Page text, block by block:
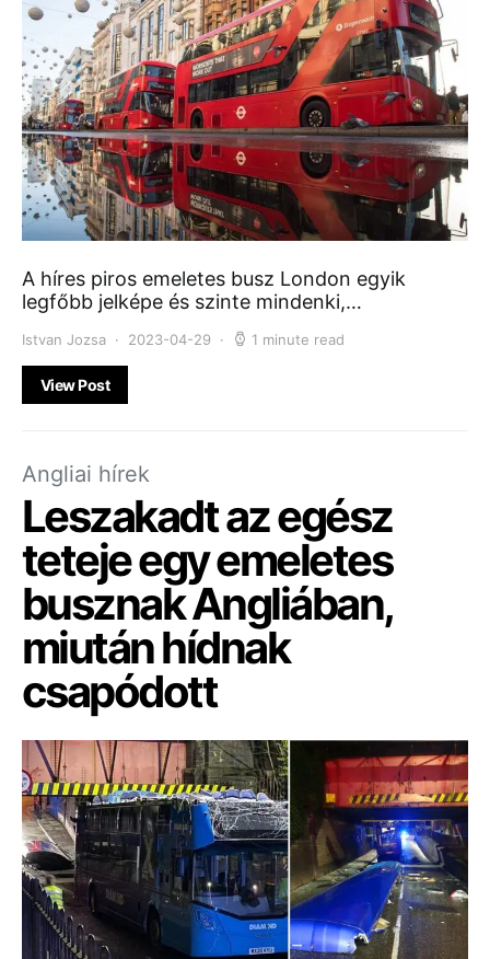
A híres piros emeletes busz London egyik
legfőbb jelképe és szinte mindenki,…
Istvan Jozsa 2023-04-29 1 minute read
View Post
Angliai hírek
Leszakadt az egész
teteje egy emeletes
busznak Angliában,
miután hídnak
csapódott